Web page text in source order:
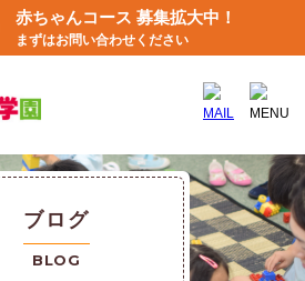
赤ちゃんコース 募集拡大中！
まずはお問い合わせください
ブログ
BLOG